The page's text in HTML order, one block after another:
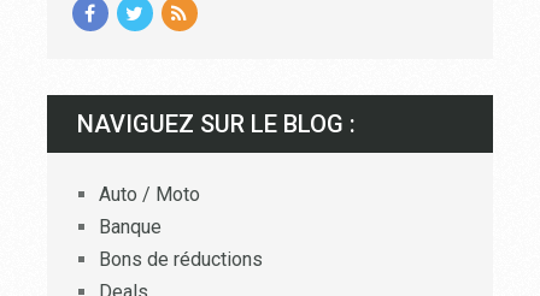
NAVIGUEZ SUR LE BLOG :
Auto / Moto
Banque
Bons de réductions